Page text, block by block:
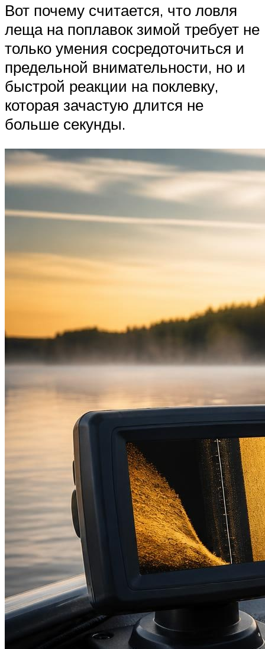
Вот почему считается, что ловля
леща на поплавок зимой требует не
только умения сосредоточиться и
предельной внимательности, но и
быстрой реакции на поклевку,
которая зачастую длится не
больше секунды.